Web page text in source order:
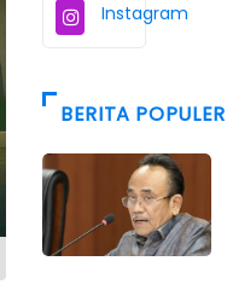
Instagram
BERITA POPULER